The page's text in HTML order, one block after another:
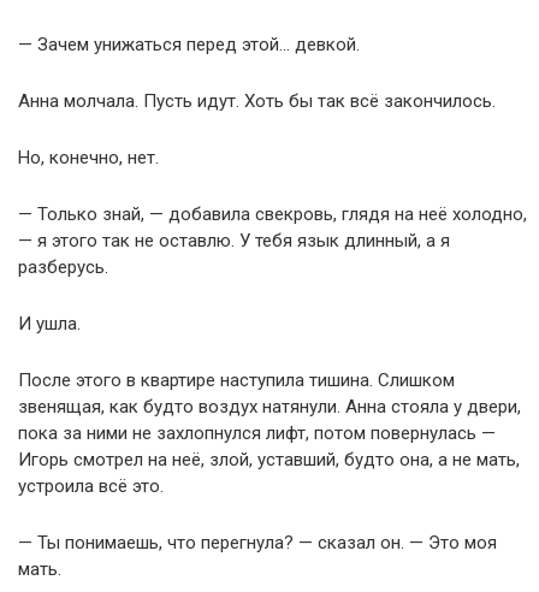
— Зачем унижаться перед этой… девкой.
Анна молчала. Пусть идут. Хоть бы так всё закончилось.
Но, конечно, нет.
— Только знай, — добавила свекровь, глядя на неё холодно,
— я этого так не оставлю. У тебя язык длинный, а я
разберусь.
И ушла.
После этого в квартире наступила тишина. Слишком
звенящая, как будто воздух натянули. Анна стояла у двери,
пока за ними не захлопнулся лифт, потом повернулась —
Игорь смотрел на неё, злой, уставший, будто она, а не мать,
устроила всё это.
— Ты понимаешь, что перегнула? — сказал он. — Это моя
мать.